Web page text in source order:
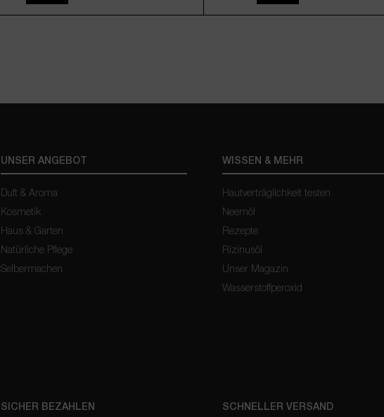
UNSER ANGEBOT
Duft & Aroma
Kosmetik
Haus & Garten
Natürliche Pflege
Selbermachen
WISSEN & MEHR
Hautverträglichkeit testen
Neemöl
Rezepte
Rizinusöl
Unser Magazin
Wasserstoffperoxid
SICHER BEZAHLEN SCHNELLER VERSAND